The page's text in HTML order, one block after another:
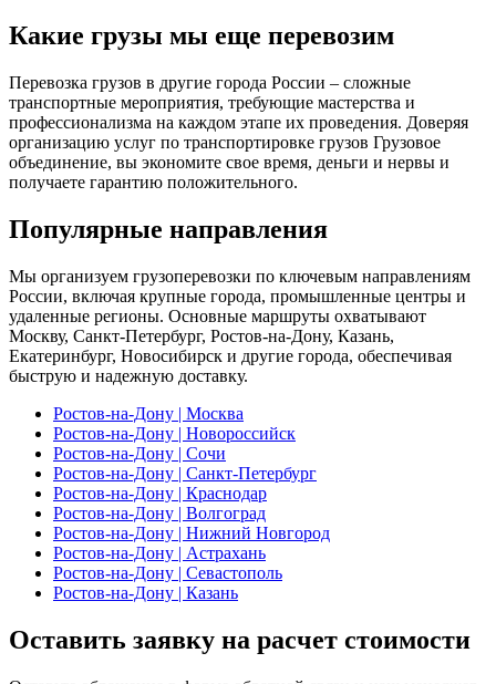
Какие грузы мы еще перевозим
Перевозка грузов в другие города России – сложные
транспортные мероприятия, требующие мастерства и
профессионализма на каждом этапе их проведения. Доверяя
организацию услуг по транспортировке грузов Грузовое
объединение, вы экономите свое время, деньги и нервы и
получаете гарантию положительного.
Популярные направления
Мы организуем грузоперевозки по ключевым направлениям
России, включая крупные города, промышленные центры и
удаленные регионы. Основные маршруты охватывают
Москву, Санкт-Петербург, Ростов-на-Дону, Казань,
Екатеринбург, Новосибирск и другие города, обеспечивая
быструю и надежную доставку.
Ростов-на-Дону | Москва
Ростов-на-Дону | Новороссийск
Ростов-на-Дону | Сочи
Ростов-на-Дону | Санкт-Петербург
Ростов-на-Дону | Краснодар
Ростов-на-Дону | Волгоград
Ростов-на-Дону | Нижний Новгород
Ростов-на-Дону | Астрахань
Ростов-на-Дону | Севастополь
Ростов-на-Дону | Казань
Оставить заявку на расчет стоимости